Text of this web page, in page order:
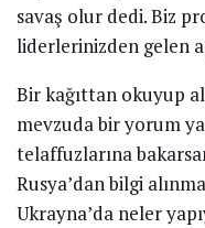
savaş olur dedi. Biz
liderlerinizden gelen
Bir kağıttan okuyup
mevzuda bir yorum
telaffuzlarına
Rusya’dan bilgi
Ukrayna’da neler